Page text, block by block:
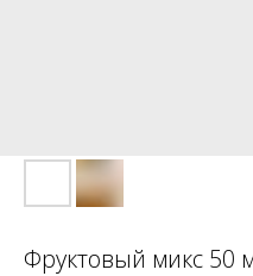
Фруктовый микс 50